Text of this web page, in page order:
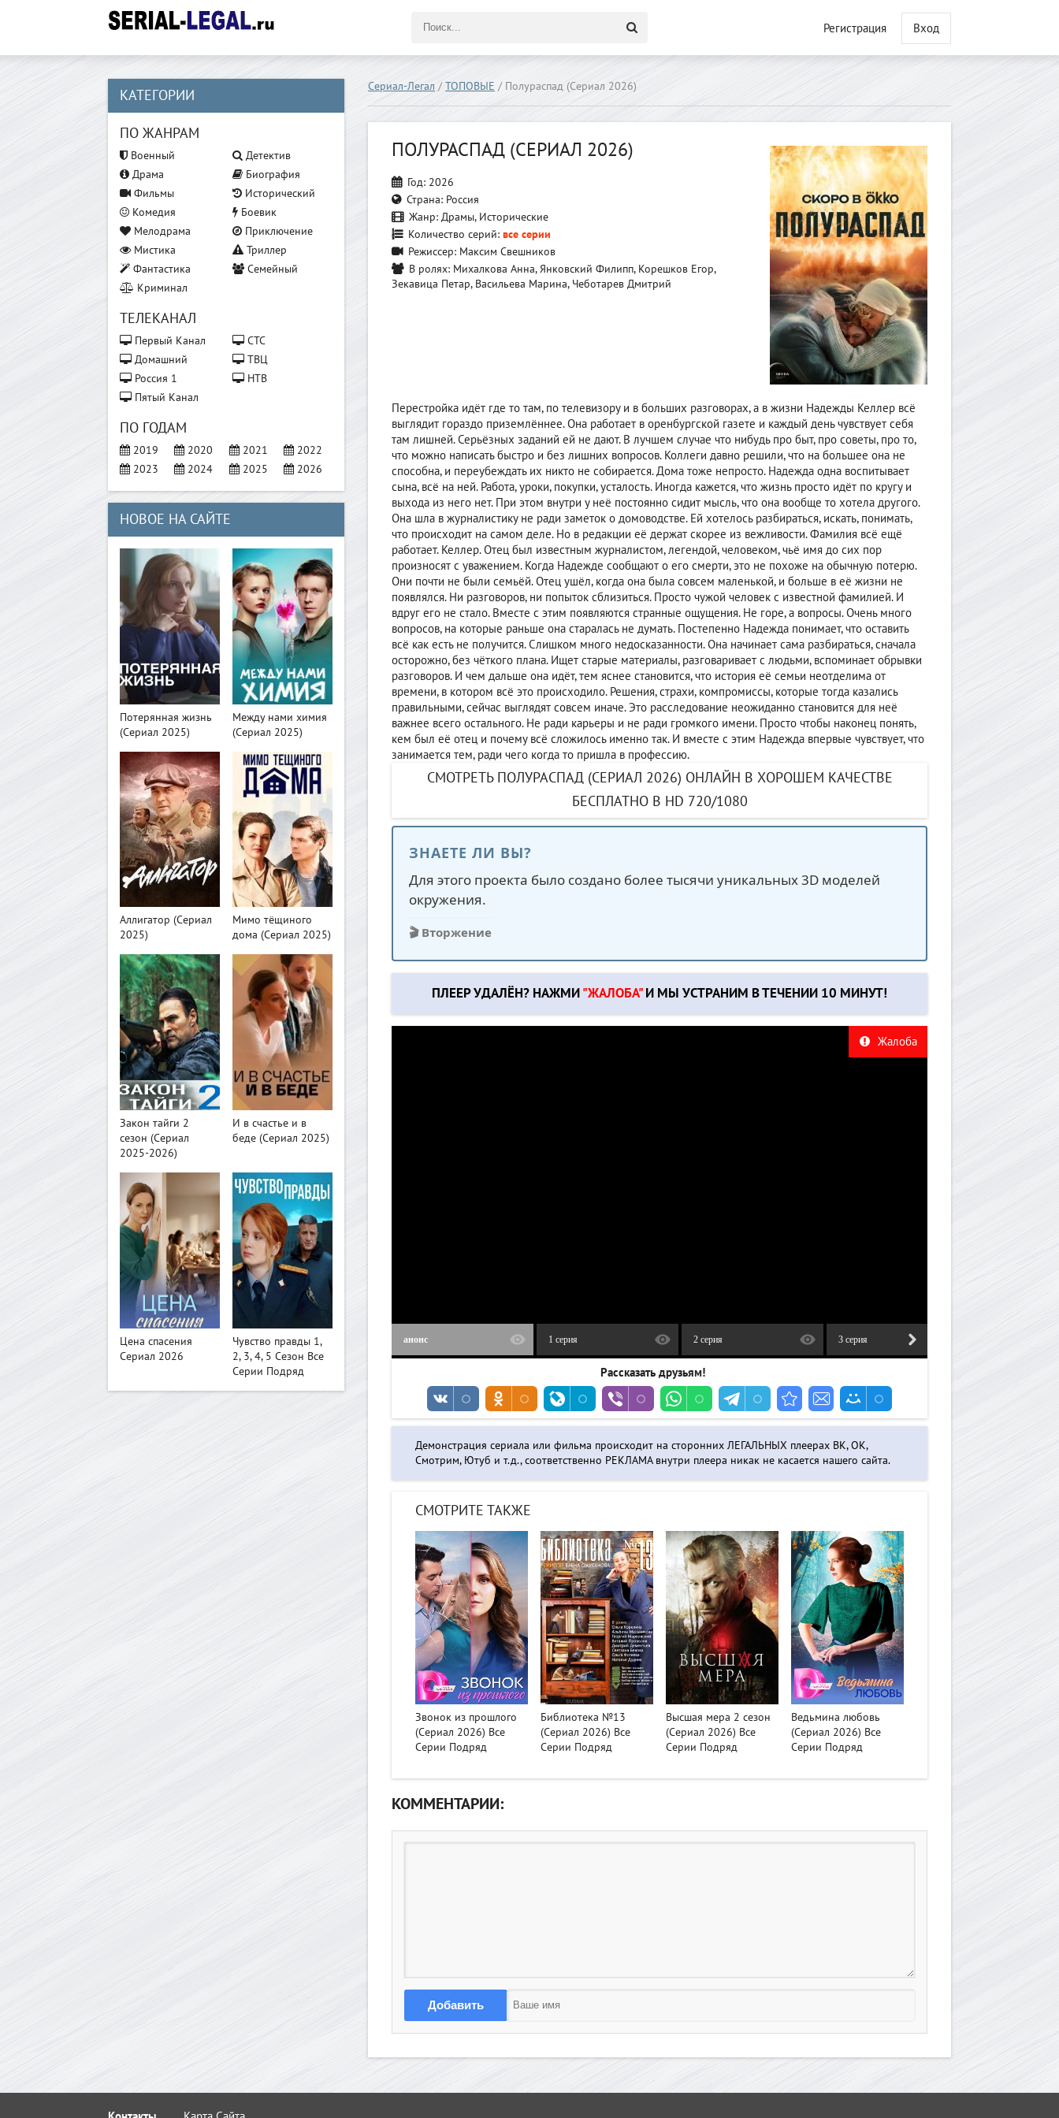
Регистрация Вход
Сериал-Легал /ТОПОВЫЕ / Полураспад (Сериал 2026)
ПОЛУРАСПАД (СЕРИАЛ 2026)
Год: 2026
Страна: Россия
Жанр: Драмы, Исторические
Количество серий: все серии
Режиссер: Максим Свешников
В ролях: Михалкова Анна, Янковский Филипп, Корешков Егор,
Зекавица Петар, Васильева Марина, Чеботарев Дмитрий
Перестройка идёт где то там, по телевизору и в больших разговорах, а в жизни Надежды Келлер всё
выглядит гораздо приземлённее. Она работает в оренбургской газете и каждый день чувствует себя
там лишней. Серьёзных заданий ей не дают. В лучшем случае что нибудь про быт, про советы, про то,
что можно написать быстро и без лишних вопросов. Коллеги давно решили, что на большее она не
способна, и переубеждать их никто не собирается. Дома тоже непросто. Надежда одна воспитывает
сына, всё на ней. Работа, уроки, покупки, усталость. Иногда кажется, что жизнь просто идёт по кругу и
выхода из него нет. При этом внутри у неё постоянно сидит мысль, что она вообще то хотела другого.
Она шла в журналистику не ради заметок о домоводстве. Ей хотелось разбираться, искать, понимать,
что происходит на самом деле. Но в редакции её держат скорее из вежливости. Фамилия всё ещё
работает. Келлер. Отец был известным журналистом, легендой, человеком, чьё имя до сих пор
произносят с уважением. Когда Надежде сообщают о его смерти, это не похоже на обычную потерю.
Они почти не были семьёй. Отец ушёл, когда она была совсем маленькой, и больше в её жизни не
появлялся. Ни разговоров, ни попыток сблизиться. Просто чужой человек с известной фамилией. И
вдруг его не стало. Вместе с этим появляются странные ощущения. Не горе, а вопросы. Очень много
вопросов, на которые раньше она старалась не думать. Постепенно Надежда понимает, что оставить
всё как есть не получится. Слишком много недосказанности. Она начинает сама разбираться, сначала
осторожно, без чёткого плана. Ищет старые материалы, разговаривает с людьми, вспоминает обрывки
разговоров. И чем дальше она идёт, тем яснее становится, что история её семьи неотделима от
времени, в котором всё это происходило. Решения, страхи, компромиссы, которые тогда казались
правильными, сейчас выглядят совсем иначе. Это расследование неожиданно становится для неё
важнее всего остального. Не ради карьеры и не ради громкого имени. Просто чтобы наконец понять,
кем был её отец и почему всё сложилось именно так. И вместе с этим Надежда впервые чувствует, что
занимается тем, ради чего когда то пришла в профессию.
СМОТРЕТЬ ПОЛУРАСПАД (СЕРИАЛ 2026) ОНЛАЙН В ХОРОШЕМ КАЧЕСТВЕ
БЕСПЛАТНО В HD 720/1080
ЗНАЕТЕ ЛИ ВЫ?
Для этого проекта было создано более тысячи уникальных 3D моделей
окружения.
🎬 Вторжение
ПЛЕЕР УДАЛЁН? НАЖМИ "ЖАЛОБА"И МЫ УСТРАНИМ В ТЕЧЕНИИ 10 МИНУТ!
анонс 1 серия 2 серия 3 серия
Жалоба
Рассказать друзьям!
Демонстрация сериала или фильма происходит на сторонних ЛЕГАЛЬНЫХ плеерах ВК, ОК,
Смотрим, Ютуб и т.д., соответственно РЕКЛАМА внутри плеера никак не касается нашего сайта.
СМОТРИТЕ ТАКЖЕ
>
Звонок из прошлого
(Сериал 2026) Все
Серии Подряд
>
Библиотека №13
(Сериал 2026) Все
Серии Подряд
>
Высшая мера 2 сезон
(Сериал 2026) Все
Серии Подряд
>
Ведьмина любовь
(Сериал 2026) Все
Серии Подряд
КОММЕНТАРИИ:
Добавить
КАТЕГОРИИ
ПО ЖАНРАМ
Военный
Детектив
Драма
Биография
Фильмы
Исторический
Комедия
Боевик
Мелодрама
Приключение
Мистика
Триллер
Фантастика
Семейный
Криминал
ТЕЛЕКАНАЛ
Первый Канал
СТС
Домашний
ТВЦ
Россия 1
НТВ
Пятый Канал
ПО ГОДАМ
2019 2020 2021
2022
2023
2024 2025 2026
НОВОЕ НА САЙТЕ
>
Потерянная жизнь
(Сериал 2025)
Между нами химия
(Сериал 2025)
Аллигатор (Сериал
2025)
>
Мимо тёщиного
дома (Сериал 2025)
>
Закон тайги 2
сезон (Сериал
2025-2026)
И в счастье и в
беде (Сериал 2025)
Цена спасения
Сериал 2026
Чувство правды 1,
2, 3, 4, 5 Сезон Все
Серии Подряд